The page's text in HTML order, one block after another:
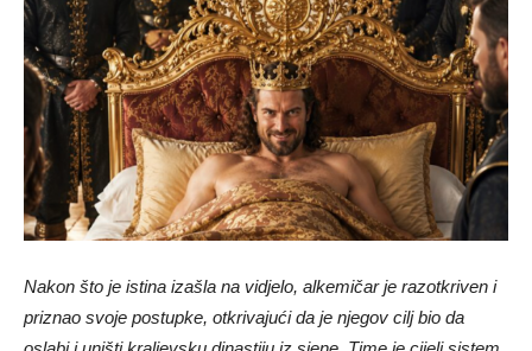
Nakon što je istina izašla na vidjelo, alkemičar je razotkriven i
priznao svoje postupke, otkrivajući da je njegov cilj bio da